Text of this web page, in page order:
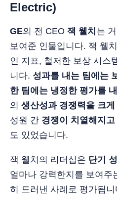
Electric)
GE의 전 CEO 잭 웰치 는
보여준 인물입니다. 잭 웰
인 지표, 철저한 보상 시스
니다. 성과를 내는 팀에는
한 팀에는 냉정한 평가를
의 생산성과 경쟁력을 크
성원 간 경쟁이 치열해지
도 있었습니다.
잭 웰치의 리더십은 단기
얼마나 강력한지를 보여주
히 드러낸 사례로 평가됩니